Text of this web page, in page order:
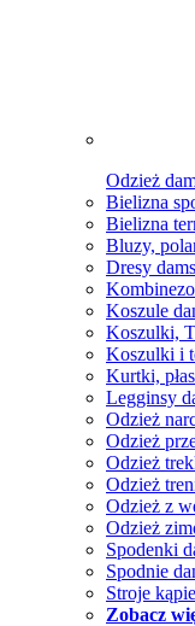
Odzież
Bielizna
Bielizna
Bluzy,
Dresy
Koszule
Koszulki,
Koszulki i
Kurtki,
Legginsy
Odzież
Odzież
Odzież
Odzież
Odzież z
Odzież
Spodenki
Spodnie
Stroje
Zobacz